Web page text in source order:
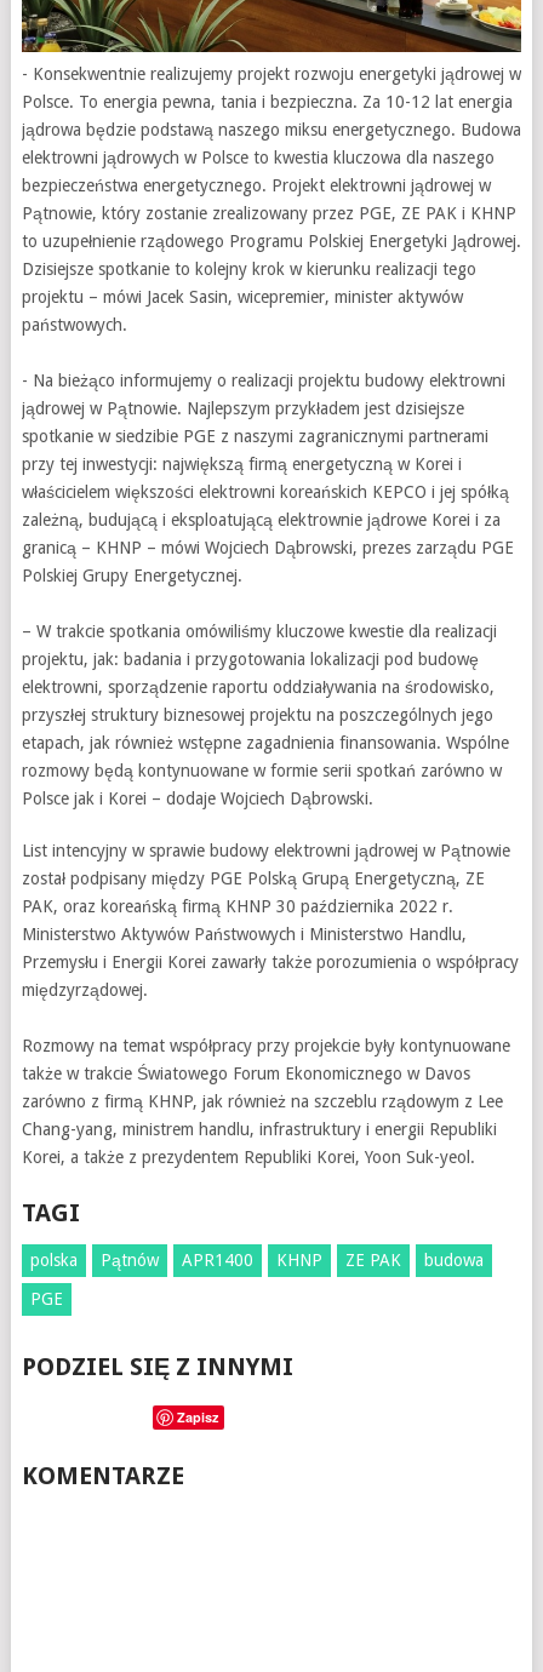
- Konsekwentnie realizujemy projekt rozwoju energetyki jądrowej w
Polsce. To energia pewna, tania i bezpieczna. Za 10-12 lat energia
jądrowa będzie podstawą naszego miksu energetycznego. Budowa
elektrowni jądrowych w Polsce to kwestia kluczowa dla naszego
bezpieczeństwa energetycznego. Projekt elektrowni jądrowej w
Pątnowie, który zostanie zrealizowany przez PGE, ZE PAK i KHNP
to uzupełnienie rządowego Programu Polskiej Energetyki Jądrowej.
Dzisiejsze spotkanie to kolejny krok w kierunku realizacji tego
projektu – mówi Jacek Sasin, wicepremier, minister aktywów
państwowych.
- Na bieżąco informujemy o realizacji projektu budowy elektrowni
jądrowej w Pątnowie. Najlepszym przykładem jest dzisiejsze
spotkanie w siedzibie PGE z naszymi zagranicznymi partnerami
przy tej inwestycji: największą firmą energetyczną w Korei i
właścicielem większości elektrowni koreańskich KEPCO i jej spółką
zależną, budującą i eksploatującą elektrownie jądrowe Korei i za
granicą – KHNP – mówi Wojciech Dąbrowski, prezes zarządu PGE
Polskiej Grupy Energetycznej.
– W trakcie spotkania omówiliśmy kluczowe kwestie dla realizacji
projektu, jak: badania i przygotowania lokalizacji pod budowę
elektrowni, sporządzenie raportu oddziaływania na środowisko,
przyszłej struktury biznesowej projektu na poszczególnych jego
etapach, jak również wstępne zagadnienia finansowania. Wspólne
rozmowy będą kontynuowane w formie serii spotkań zarówno w
Polsce jak i Korei – dodaje Wojciech Dąbrowski.
List intencyjny w sprawie budowy elektrowni jądrowej w Pątnowie
został podpisany między PGE Polską Grupą Energetyczną, ZE
PAK, oraz koreańską firmą KHNP 30 października 2022 r.
Ministerstwo Aktywów Państwowych i Ministerstwo Handlu,
Przemysłu i Energii Korei zawarły także porozumienia o współpracy
międzyrządowej.
Rozmowy na temat współpracy przy projekcie były kontynuowane
także w trakcie Światowego Forum Ekonomicznego w Davos
zarówno z firmą KHNP, jak również na szczeblu rządowym z Lee
Chang-yang, ministrem handlu, infrastruktury i energii Republiki
Korei, a także z prezydentem Republiki Korei, Yoon Suk-yeol.
TAGI
polska Pątnów APR1400 KHNP ZE PAK
budowa
PGE
PODZIEL SIĘ Z INNYMI
Zapisz
KOMENTARZE